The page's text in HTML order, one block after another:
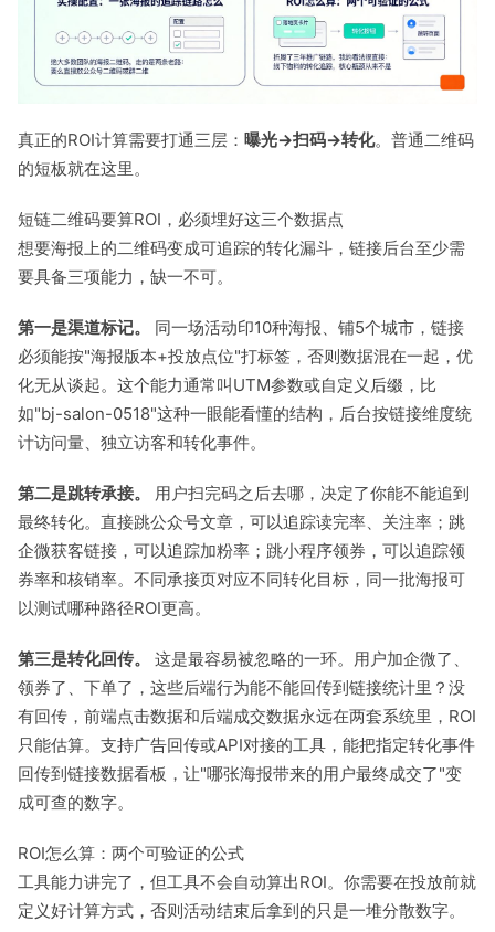
真正的ROI计算需要打通三层： 曝光→扫码→转化。普通二维码
的短板就在这里。
短链二维码要算ROI，必须埋好这三个数据点
想要海报上的二维码变成可追踪的转化漏斗，链接后台至少需
要具备三项能力，缺一不可。
第一是渠道标记。
同一场活动印10种海报、铺5个城市，链接
必须能按"海报版本+投放点位"打标签，否则数据混在一起，优
化无从谈起。这个能力通常叫UTM参数或自定义后缀，比
如"bj-salon-0518"这种一眼能看懂的结构，后台按链接维度统
计访问量、独立访客和转化事件。
第二是跳转承接。
用户扫完码之后去哪，决定了你能不能追到
最终转化。直接跳公众号文章，可以追踪读完率、关注率；跳
企微获客链接，可以追踪加粉率；跳小程序领券，可以追踪领
券率和核销率。不同承接页对应不同转化目标，同一批海报可
以测试哪种路径ROI更高。
第三是转化回传。
这是最容易被忽略的一环。用户加企微了、
领券了、下单了，这些后端行为能不能回传到链接统计里？没
有回传，前端点击数据和后端成交数据永远在两套系统里，ROI
只能估算。支持广告回传或API对接的工具，能把指定转化事件
回传到链接数据看板，让"哪张海报带来的用户最终成交了"变
成可查的数字。
ROI怎么算：两个可验证的公式
工具能力讲完了，但工具不会自动算出ROI。你需要在投放前就
定义好计算方式，否则活动结束后拿到的只是一堆分散数字。